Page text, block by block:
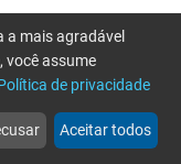
web
Notícias
more_horiz
Mais
a mais agradável
você assume
de privacidade
Aceitar todos
novamente